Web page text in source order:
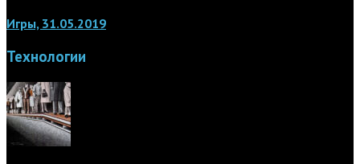
Игры, 31.05.2019
Технологии